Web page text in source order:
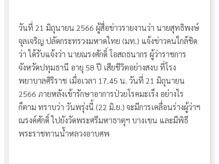
วันที่ 21 มิถุนายน 2566 ผู้สื่อข่าวรายงานว่า นายสุทธิพงษ์
จุลเจริญ ปลัดกระทรวงมหาดไทย (มท.) แจ้งข่าวคนใกล้ชิด
ว่า ได้รับแจ้งว่า นายณรงศักดิ์ โอสถธนากร ผู้ว่าราชการ
จังหวัดปทุมธานี อายุ 58 ปี เสียชีวิตอย่างสงบ ที่โรง
พยาบาลศิริราช เมื่อเวลา 17.45 น. วันที่ 21 มิถุนายน
2566 ภายหลังเข้ารักษาอาการป่วยโรคมะเร็ง อย่างไร
ก็ตาม ทราบว่า วันพรุ่งนี้ (22 มิ.ย.) จะมีการเคลื่อนร่างผู้ว่าฯ
ณรงค์ศักดิ์ ไปยังวัดพระศรีมหาธาตุฯ บางเขน และมีพิธี
พระราชทานน้ำหลวงอาบศพ